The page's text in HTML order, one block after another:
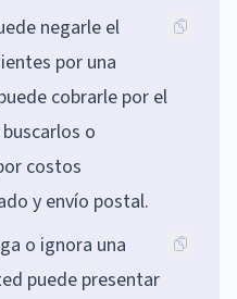
negarle el
por una
cobrarle por el
o
costos
y envío postal.
o ignora una
puede presentar